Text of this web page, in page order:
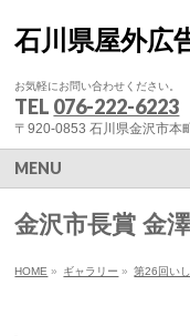
石川県屋外広
お気軽にお問い合わせください。
TEL 076-222-6223
〒920-0853 石川県金沢市本
MENU
金沢市長賞 金
HOME » ギャラリー » 第26回い